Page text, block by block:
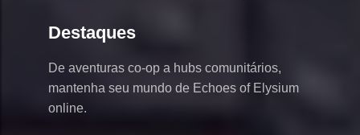
Destaques
De aventuras co-op a hubs comunitários,
mantenha seu mundo de Echoes of Elysium
online.